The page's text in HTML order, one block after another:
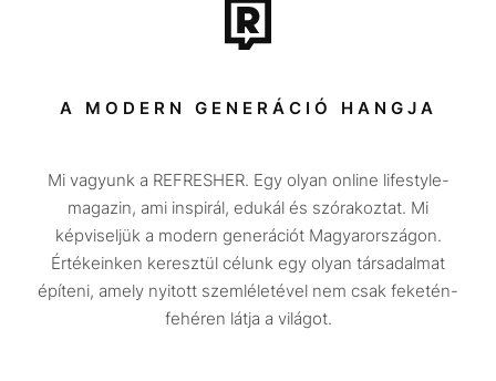
Tech-Tudomány
Sport
Társadalom
Utazás
Életmód
Design
Beszélgetések
A MODERN GENERÁCIÓ HANGJA
Mi vagyunk a REFRESHER. Egy olyan online lifestyle-
magazin, ami inspirál, edukál és szórakoztat. Mi
képviseljük a modern generációt Magyarországon.
Értékeinken keresztül célunk egy olyan társadalmat
építeni, amely nyitott szemléletével nem csak feketén-
fehéren látja a világot.